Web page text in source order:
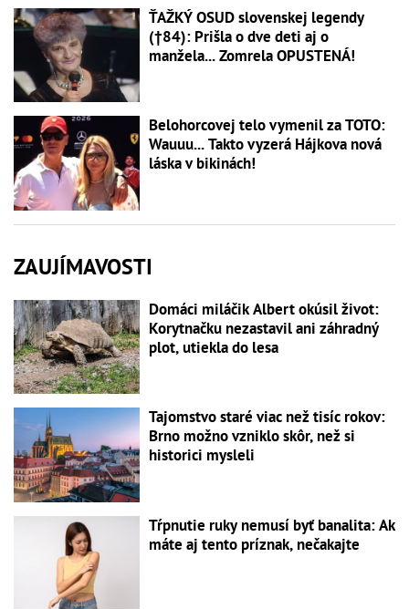
ŤAŽKÝ OSUD slovenskej legendy
(†84): Prišla o dve deti aj o
manžela... Zomrela OPUSTENÁ!
Belohorcovej telo vymenil za TOTO:
Wauuu... Takto vyzerá Hájkova nová
láska v bikinách!
ZAUJÍMAVOSTI
Domáci miláčik Albert okúsil život:
Korytnačku nezastavil ani záhradný
plot, utiekla do lesa
Tajomstvo staré viac než tisíc rokov:
Brno možno vzniklo skôr, než si
historici mysleli
Tŕpnutie ruky nemusí byť banalita: Ak
máte aj tento príznak, nečakajte